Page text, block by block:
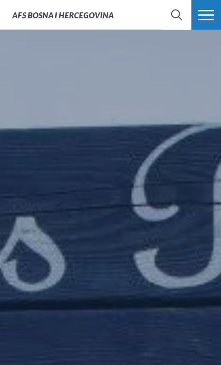
AFSBOSNA I HERCEGOVINA
PRETRAŽI PROŠIRI